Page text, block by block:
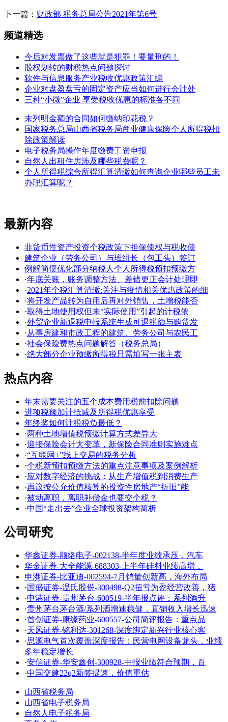
下一篇： 财政部 税务总局公告2021年第6号
频道精选
今后对发票做了这些就是犯罪！要量刑的！
股权划转的财税热点问题探讨
软件与信息服务产业税收优惠政策汇编
企业对盘盈盘亏的固定资产应当如何进行会计处
三种“小微”企业 享受税收优惠的标准各不同
未列明金额的合同如何缴纳印花税？
国家税务总局山西省税务局商业健康保险个人所得税扣
除政策解读
电子税务局操作年度缴费工资申报
自然人出租住房涉及哪些税费呢？
个人所得税综合所得汇算清缴如何查询企业哪些员工未
办理汇算呢？
最新内容
非货币性资产投资个税政策下担保债权与税收债
建筑企业（劳务公司）与班组长（包工头）签订
例解简便优化部分纳税人个人所得税预扣预缴方
·年底关账，账务调整方法、差错更正会计处理即
·2021年个税汇算清缴:关注与疫情相关优惠政策的细
·将开发产品转为自用后再对外销售，土增税能否
·取得土地使用权但未“实际使用”引起的计税依
·外贸企业新退税申报系统生成可退税额与购货发
·从事房建和市政工程的建筑、劳务公司与农民工
·社会保险费热点问题解答（税务总局）
·绝大部分企业预缴所得税只需填写一张主表
热点内容
年末需要关注的五个成本费用税前扣除问题
进项税额加计抵减及所得税优惠享受
年终奖如何计税税负最低？
·两种土地增值税预缴计算方式差异大
·迎接保险会计大变革，新保险合同准则实施难点
·“互联网+”线上交易的税务分析
·个税新预扣预缴方法的重点注意事项及案例解析
·应对数字经济的挑战：从生产增值税到消费生产
·再议按公允价值核算的投资性房地产“折旧”能
·被动离职，离职补偿金也要交个税？
·中国“走出去”企业全球投资架构简析
公司研究
华鑫证券-顺络电子-002138-半年度业绩承压，汽车
华金证券-大全能源-688303-上半年硅料业绩高增，
申港证券-比亚迪-002594-7月销量创新高，海外布局
·国盛证券-温氏股份-300498-Q2扭亏为盈经营改善，猪
·申港证券-贵州茅台-600519-半年报点评：系列酒升
·贵州茅台茅台酒/系列酒增速稳健，直销收入增长迅速
·首创证券-康缘药业-600557-公司简评报告：重点品
·天风证券-铭利达-301268-深度绑定新兴行业核心客
·思源电气首次覆盖深度报告：民营电网设备龙头，业绩
多年稳定增长
·安信证券-华安鑫创-300928-中报业绩符合预期，百
·中国交建22q2新签提速，价值重估
山西省税务局
山西省电子税务局
自然人电子税务局